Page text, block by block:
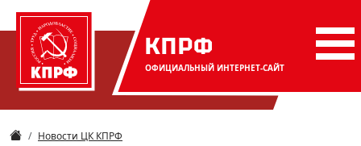
КПРФ
ОФИЦИАЛЬНЫЙ ИНТЕРНЕТ-САЙТ
Новости ЦК КПРФ